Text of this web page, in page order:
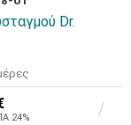
Dr.
24%